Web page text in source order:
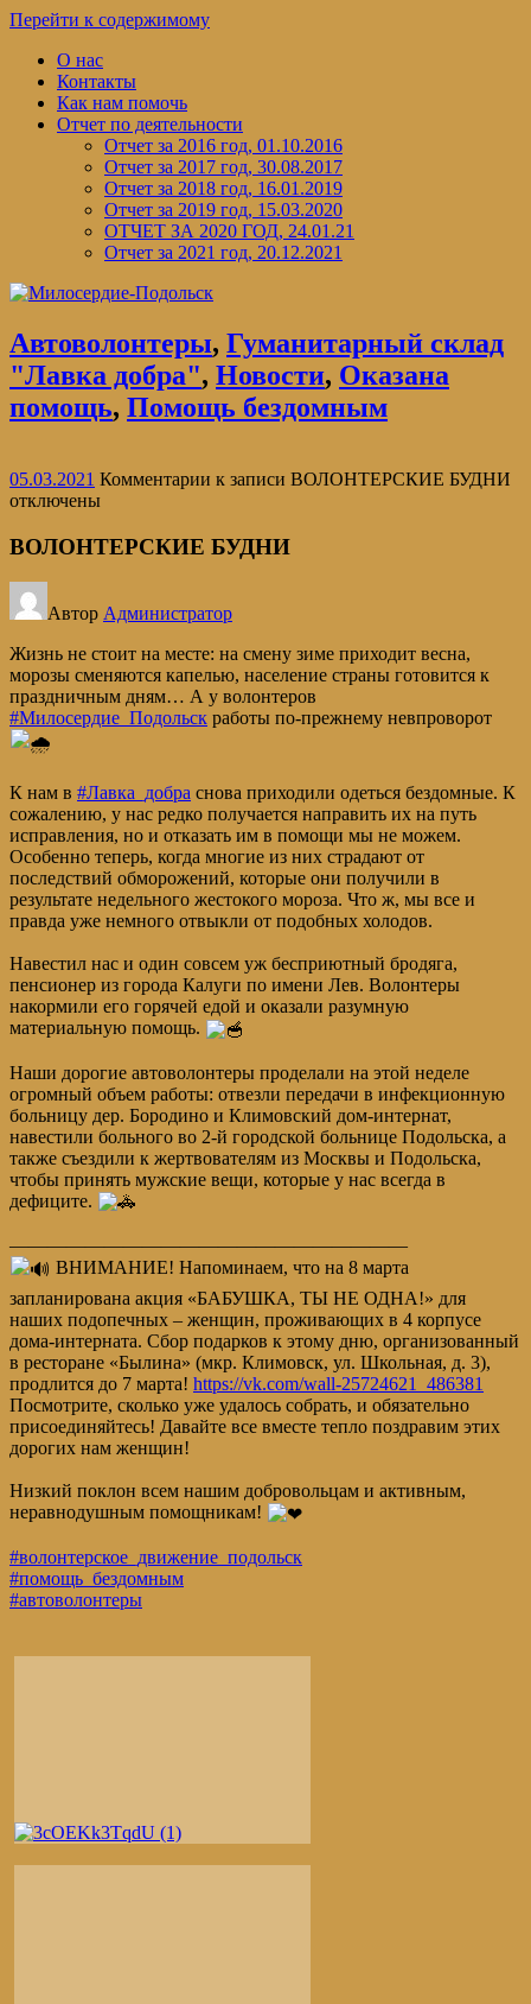
Перейти к содержимому
О нас
Контакты
Как нам помочь
Отчет по деятельности
Отчет за 2016 год, 01.10.2016
Отчет за 2017 год, 30.08.2017
Отчет за 2018 год, 16.01.2019
Отчет за 2019 год, 15.03.2020
ОТЧЕТ ЗА 2020 ГОД, 24.01.21
Отчет за 2021 год, 20.12.2021
Автоволонтеры, Гуманитарный склад
"Лавка добра", Новости, Оказана
помощь, Помощь бездомным
05.03.2021 Комментарии к записи ВОЛОНТЕРСКИЕ БУДНИ
отключены
ВОЛОНТЕРСКИЕ БУДНИ
Автор Администратор
Жизнь не стоит на месте: на смену зиме приходит весна,
морозы сменяются капелью, население страны готовится к
праздничным дням… А у волонтеров
#Милосердие_Подольск работы по-прежнему невпроворот
К нам в #Лавка_добра снова приходили одеться бездомные. К
сожалению, у нас редко получается направить их на путь
исправления, но и отказать им в помощи мы не можем.
Особенно теперь, когда многие из них страдают от
последствий обморожений, которые они получили в
результате недельного жестокого мороза. Что ж, мы все и
правда уже немного отвыкли от подобных холодов.
Навестил нас и один совсем уж бесприютный бродяга,
пенсионер из города Калуги по имени Лев. Волонтеры
накормили его горячей едой и оказали разумную
материальную помощь.
Наши дорогие автоволонтеры проделали на этой неделе
огромный объем работы: отвезли передачи в инфекционную
больницу дер. Бородино и Климовский дом-интернат,
навестили больного во 2-й городской больнице Подольска, а
также съездили к жертвователям из Москвы и Подольска,
чтобы принять мужские вещи, которые у нас всегда в
дефиците.
—————————————————————
ВНИМАНИЕ! Напоминаем, что на 8 марта
запланирована акция «БАБУШКА, ТЫ НЕ ОДНА!» для
наших подопечных – женщин, проживающих в 4 корпусе
дома-интерната. Сбор подарков к этому дню, организованный
в ресторане «Былина» (мкр. Климовск, ул. Школьная, д. 3),
продлится до 7 марта! https://vk.com/wall-25724621_486381
Посмотрите, сколько уже удалось собрать, и обязательно
присоединяйтесь! Давайте все вместе тепло поздравим этих
дорогих нам женщин!
Низкий поклон всем нашим добровольцам и активным,
неравнодушным помощникам!
#волонтерское_движение_подольск
#помощь_бездомным
#автоволонтеры